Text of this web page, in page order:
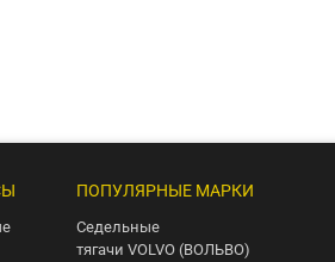
ПОПУЛЯРНЫЕ МАРКИ
Седельные
тягачи VOLVO (ВОЛЬВО)